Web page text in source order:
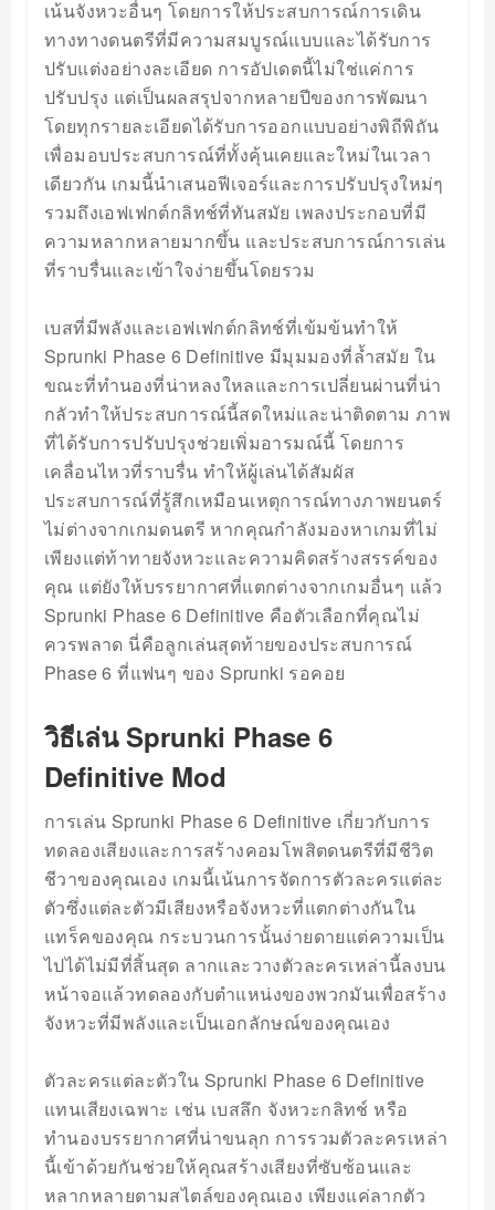
เน้นจังหวะอื่นๆ โดยการให้ประสบการณ์การเดิน
ทางทางดนตรีที่มีความสมบูรณ์แบบและได้รับการ
ปรับแต่งอย่างละเอียด การอัปเดตนี้ไม่ใช่แค่การ
ปรับปรุง แต่เป็นผลสรุปจากหลายปีของการพัฒนา
โดยทุกรายละเอียดได้รับการออกแบบอย่างพิถีพิถัน
เพื่อมอบประสบการณ์ที่ทั้งคุ้นเคยและใหม่ในเวลา
เดียวกัน เกมนี้นำเสนอฟีเจอร์และการปรับปรุงใหม่ๆ
รวมถึงเอฟเฟกต์กลิทช์ที่ทันสมัย เพลงประกอบที่มี
ความหลากหลายมากขึ้น และประสบการณ์การเล่น
ที่ราบรื่นและเข้าใจง่ายขึ้นโดยรวม
เบสที่มีพลังและเอฟเฟกต์กลิทช์ที่เข้มข้นทำให้
Sprunki Phase 6 Definitive มีมุมมองที่ล้ำสมัย ใน
ขณะที่ทำนองที่น่าหลงใหลและการเปลี่ยนผ่านที่น่า
กลัวทำให้ประสบการณ์นี้สดใหม่และน่าติดตาม ภาพ
ที่ได้รับการปรับปรุงช่วยเพิ่มอารมณ์นี้ โดยการ
เคลื่อนไหวที่ราบรื่น ทำให้ผู้เล่นได้สัมผัส
ประสบการณ์ที่รู้สึกเหมือนเหตุการณ์ทางภาพยนตร์
ไม่ต่างจากเกมดนตรี หากคุณกำลังมองหาเกมที่ไม่
เพียงแต่ท้าทายจังหวะและความคิดสร้างสรรค์ของ
คุณ แต่ยังให้บรรยากาศที่แตกต่างจากเกมอื่นๆ แล้ว
Sprunki Phase 6 Definitive คือตัวเลือกที่คุณไม่
ควรพลาด นี่คือลูกเล่นสุดท้ายของประสบการณ์
Phase 6 ที่แฟนๆ ของ Sprunki รอคอย
วิธีเล่น Sprunki Phase 6
Definitive Mod
การเล่น Sprunki Phase 6 Definitive เกี่ยวกับการ
ทดลองเสียงและการสร้างคอมโพสิตดนตรีที่มีชีวิต
ชีวาของคุณเอง เกมนี้เน้นการจัดการตัวละครแต่ละ
ตัวซึ่งแต่ละตัวมีเสียงหรือจังหวะที่แตกต่างกันใน
แทร็คของคุณ กระบวนการนั้นง่ายดายแต่ความเป็น
ไปได้ไม่มีที่สิ้นสุด ลากและวางตัวละครเหล่านี้ลงบน
หน้าจอแล้วทดลองกับตำแหน่งของพวกมันเพื่อสร้าง
จังหวะที่มีพลังและเป็นเอกลักษณ์ของคุณเอง
ตัวละครแต่ละตัวใน Sprunki Phase 6 Definitive
แทนเสียงเฉพาะ เช่น เบสลึก จังหวะกลิทช์ หรือ
ทำนองบรรยากาศที่น่าขนลุก การรวมตัวละครเหล่า
นี้เข้าด้วยกันช่วยให้คุณสร้างเสียงที่ซับซ้อนและ
หลากหลายตามสไตล์ของคุณเอง เพียงแค่ลากตัว